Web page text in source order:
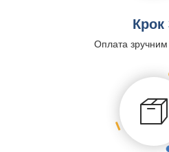
Крок
Оплата